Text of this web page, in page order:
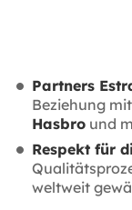
Partners
Beziehung mit
Hasbro und
Respekt für
weltweit